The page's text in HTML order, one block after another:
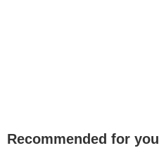
Recommended for you